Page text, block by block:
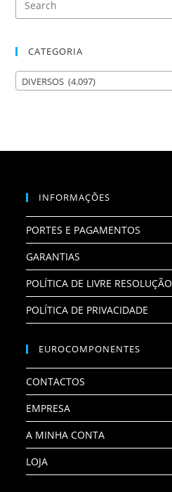
CATEGORIA
DIVERSOS (4.097)
INFORMAÇÕES
PORTES E PAGAMENTOS
GARANTIAS
POLÍTICA DE LIVRE RESOLUÇÃO
POLÍTICA DE PRIVACIDADE
EUROCOMPONENTES
CONTACTOS
EMPRESA
A MINHA CONTA
LOJA